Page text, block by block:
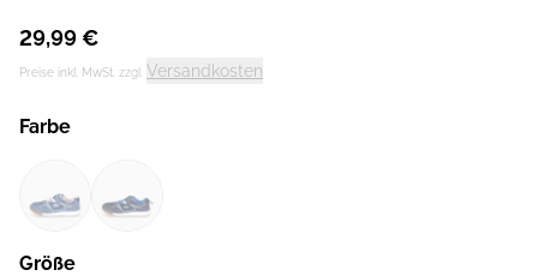
29,99 €
Preise inkl. MwSt. zzgl. Versandkosten
Farbe
Größe